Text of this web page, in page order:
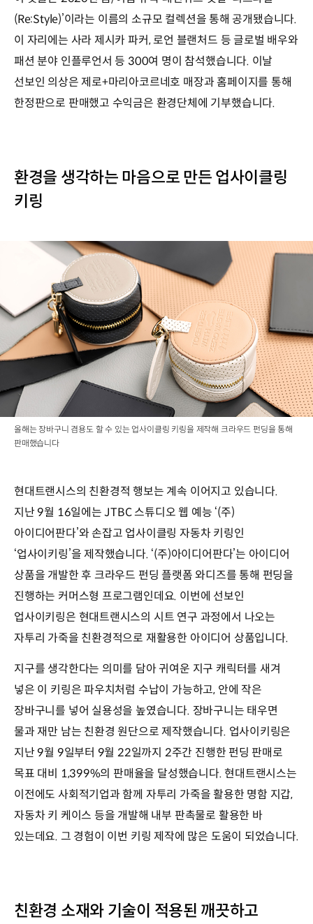
(Re:Style)’이라는 이름의 소규모 컬렉션을 통해 공개됐습니다.
이 자리에는 사라 제시카 파커, 로언 블랜처드 등 글로벌 배우와
패션 분야 인플루언서 등 300여 명이 참석했습니다. 이날
선보인 의상은 제로+마리아코르네호 매장과 홈페이지를 통해
한정판으로 판매했고 수익금은 환경단체에 기부했습니다.
환경을 생각하는 마음으로 만든 업사이클링
키링
올해는 장바구니 겸용도 할 수 있는 업사이클링 키링을 제작해 크라우드 펀딩을 통해
판매했습니다
현대트랜시스의 친환경적 행보는 계속 이어지고 있습니다.
지난 9월 16일에는 JTBC 스튜디오 웹 예능 ‘(주)
아이디어판다’와 손잡고 업사이클링 자동차 키링인
‘업사이키링’을 제작했습니다. ‘(주)아이디어판다’는 아이디어
상품을 개발한 후 크라우드 펀딩 플랫폼 와디즈를 통해 펀딩을
진행하는 커머스형 프로그램인데요. 이번에 선보인
업사이키링은 현대트랜시스의 시트 연구 과정에서 나오는
자투리 가죽을 친환경적으로 재활용한 아이디어 상품입니다.
지구를 생각한다는 의미를 담아 귀여운 지구 캐릭터를 새겨
넣은 이 키링은 파우치처럼 수납이 가능하고, 안에 작은
장바구니를 넣어 실용성을 높였습니다. 장바구니는 태우면
물과 재만 남는 친환경 원단으로 제작했습니다. 업사이키링은
지난 9월 9일부터 9월 22일까지 2주간 진행한 펀딩 판매로
목표 대비 1,399%의 판매율을 달성했습니다. 현대트랜시스는
이전에도 사회적기업과 함께 자투리 가죽을 활용한 명함 지갑,
자동차 키 케이스 등을 개발해 내부 판촉물로 활용한 바
있는데요. 그 경험이 이번 키링 제작에 많은 도움이 되었습니다.
친환경 소재와 기술이 적용된 깨끗하고